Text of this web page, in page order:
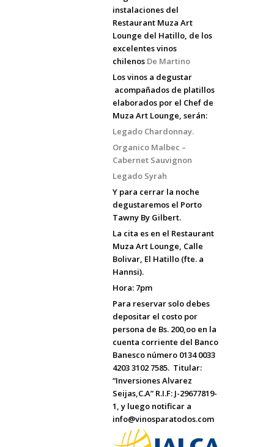
instalaciones del
Restaurant Muza Art
Lounge del Hatillo, de los
excelentes vinos
chilenos De Martino
Los vinos a degustar
acompañados de platillos
elaborados por el Chef de
Muza Art Lounge, serán:
Legado Chardonnay.
Organico Malbec –
Cabernet Sauvignon
Legado Syrah
Y para cerrar la noche
degustaremos el Porto
Tawny By Gilbert.
La cita es en el Restaurant
Muza Art Lounge, Calle
Bolivar, El Hatillo (fte. a
Hannsi).
Hora: 7pm
Para reservar solo debes
depositar el costo por
persona de Bs. 200,oo en la
cuenta corriente del Banco
Banesco número 0134 0033
4203 3102 7585. Titular:
“Inversiones Alvarez
Seijas,C.A” R.I.F: J-29677819-
1, y luego notificar a
info@vinosparatodos.com